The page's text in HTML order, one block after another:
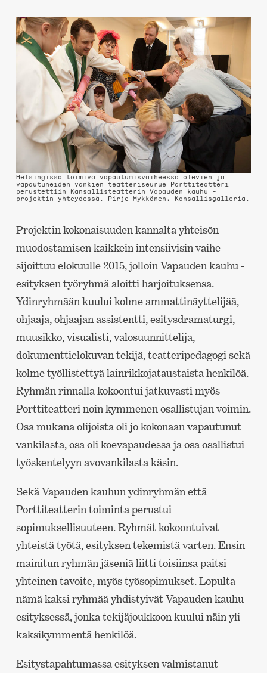
Helsingissä toimiva vapautumisvaiheessa olevien ja
vapautuneiden vankien teatteriseurue Porttiteatteri
perustettiin Kansallisteatterin Vapauden kauhu -
projektin yhteydessä. Pirje Mykkänen , Kansallisgalleria.
Projektin kokonaisuuden kannalta yhteisön
muodostamisen kaikkein intensiivisin vaihe
sijoittuu elokuulle 2015, jolloin Vapauden kauhu -
esityksen työryhmä aloitti harjoituksensa.
Ydinryhmään kuului kolme ammattinäyttelijää,
ohjaaja, ohjaajan assistentti, esitysdramaturgi,
muusikko, visualisti, valosuunnittelija,
dokumenttielokuvan tekijä, teatteripedagogi sekä
kolme työllistettyä lainrikkojataustaista henkilöä.
Ryhmän rinnalla kokoontui jatkuvasti myös
Porttiteatteri noin kymmenen osallistujan voimin.
Osa mukana olijoista oli jo kokonaan vapautunut
vankilasta, osa oli koevapaudessa ja osa osallistui
työskentelyyn avovankilasta käsin.
Sekä Vapauden kauhun ydinryhmän että
Porttiteatterin toiminta perustui
sopimuksellisuuteen. Ryhmät kokoontuivat
yhteistä työtä, esityksen tekemistä varten. Ensin
mainitun ryhmän jäseniä liitti toisiinsa paitsi
yhteinen tavoite, myös työsopimukset. Lopulta
nämä kaksi ryhmää yhdistyivät Vapauden kauhu -
esityksessä, jonka tekijäjoukkoon kuului näin yli
kaksikymmentä henkilöä.
Esitystapahtumassa esityksen valmistanut